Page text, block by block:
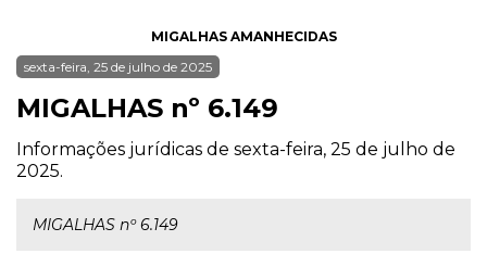
MIGALHAS AMANHECIDAS
sexta-feira, 25 de julho de 2025
MIGALHAS nº 6.149
Informações jurídicas de sexta-feira, 25 de julho de
2025.
MIGALHAS nº 6.149